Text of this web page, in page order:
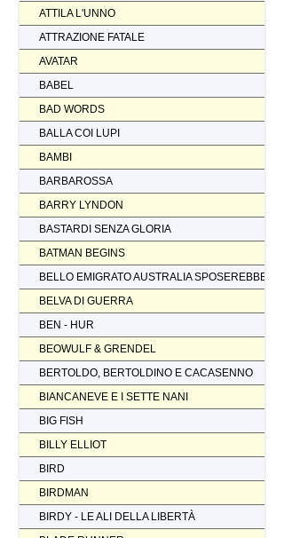
ATTILA L'UNNO
ATTRAZIONE FATALE
AVATAR
BABEL
BAD WORDS
BALLA COI LUPI
BAMBI
BARBAROSSA
BARRY LYNDON
BASTARDI SENZA GLORIA
BATMAN BEGINS
BELLO EMIGRATO AUSTRALIA SPOSEREBBE
BELVA DI GUERRA
BEN - HUR
BEOWULF & GRENDEL
BERTOLDO, BERTOLDINO E CACASENNO
BIANCANEVE E I SETTE NANI
BIG FISH
BILLY ELLIOT
BIRD
BIRDMAN
BIRDY - LE ALI DELLA LIBERTÀ